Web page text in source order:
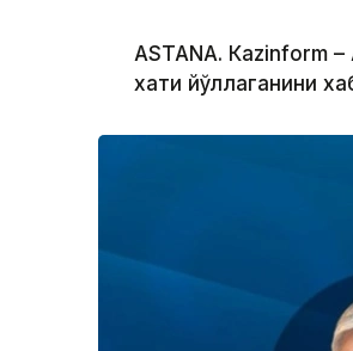
ASTANА. Кazinform
хати йўллаганини